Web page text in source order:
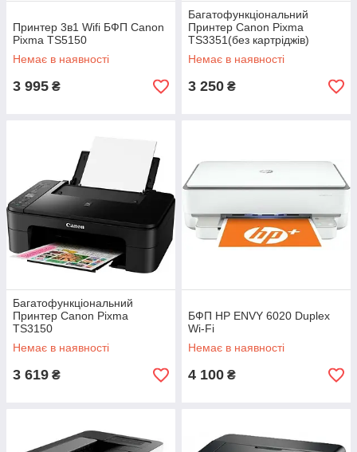
Принтер 3в1 Wifi БФП Canon
Pixma TS5150
Немає в наявності
3 995 ₴
Багатофункціональний
Принтер Canon Pixma
TS3351(без картріджів)
Немає в наявності
3 250 ₴
Багатофункціональний
Принтер Canon Pixma
TS3150
Немає в наявності
3 619 ₴
БФП HP ENVY 6020 Duplex
Wi-Fi
Немає в наявності
4 100 ₴